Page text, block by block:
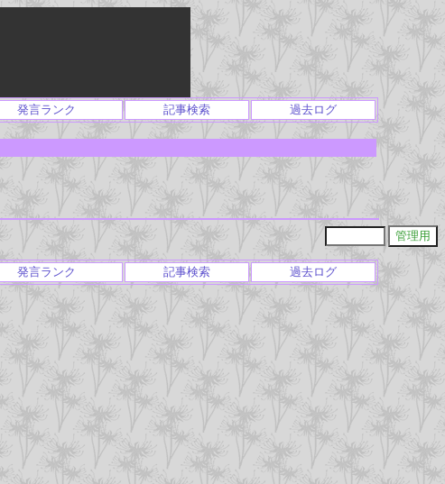
発言ランク 記事検索 過去ログ
発言ランク 記事検索 過去ログ